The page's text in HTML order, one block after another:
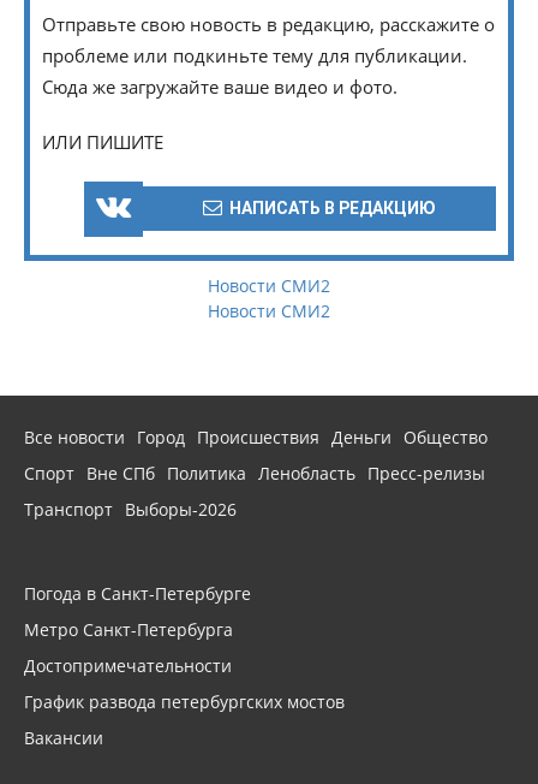
Отправьте свою новость в редакцию, расскажите о
проблеме или подкиньте тему для публикации.
Сюда же загружайте ваше видео и фото.
ИЛИ ПИШИТЕ
НАПИСАТЬ В РЕДАКЦИЮ
Новости СМИ2
Новости СМИ2
Все новости Город Происшествия Деньги
Общество
Спорт Вне СПб Политика Ленобласть Пресс-релизы
Транспорт Выборы-2026
Погода в Санкт-Петербурге
Метро Санкт-Петербурга
Достопримечательности
График развода петербургских мостов
Вакансии